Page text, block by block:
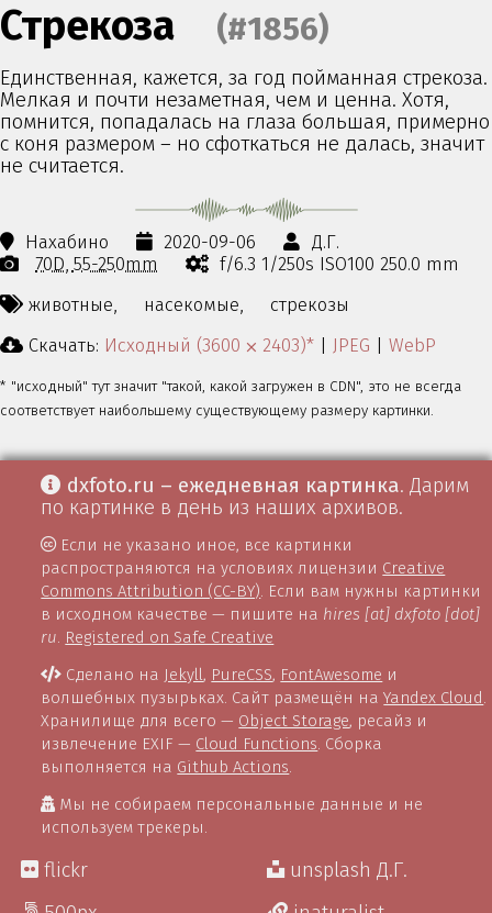
Стрекоза (#1856)
Единственная, кажется, за год пойманная стрекоза.
Мелкая и почти незаметная, чем и ценна. Хотя,
помнится, попадалась на глаза большая, примерно
с коня размером – но сфоткаться не далась, значит
не считается.
Нахабино 2020-09-06
Д.Г.
70D 55-250mm
f/6.3 1/250s ISO100 250.0 mm
животные,
насекомые,
стрекозы
Скачать: Исходный (3600 ⨉ 2403)* | JPEG | WebP
* "исходный" тут значит "такой, какой загружен в CDN", это не всегда
соответствует наибольшему существующему размеру картинки.
dxfoto.ru – ежедневная картинка. Дарим
по картинке в день из наших архивов.
Если не указано иное, все картинки
распространяются на условиях лицензии Creative
Commons Attribution (CC-BY). Если вам нужны картинки
в исходном качестве — пишите на hires [at] dxfoto [dot]
ru. Registered on Safe Creative
Сделано на Jekyll, PureCSS, FontAwesome и
волшебных пузырьках. Сайт размещён наYandex Cloud .
Хранилище для всего — Object Storage, ресайз и
извлечение EXIF — Cloud Functions. Сборка
выполняется на Github Actions.
Мы не собираем персональные данные и не
используем трекеры.
flickr
unsplash Д.Г.